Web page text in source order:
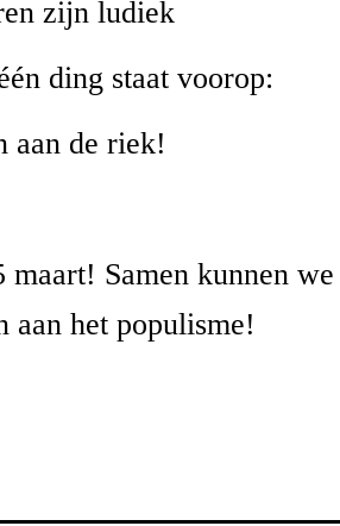
zijn ludiek
ding staat voorop:
aan de riek!
maart! Samen kunnen
aan het populisme!